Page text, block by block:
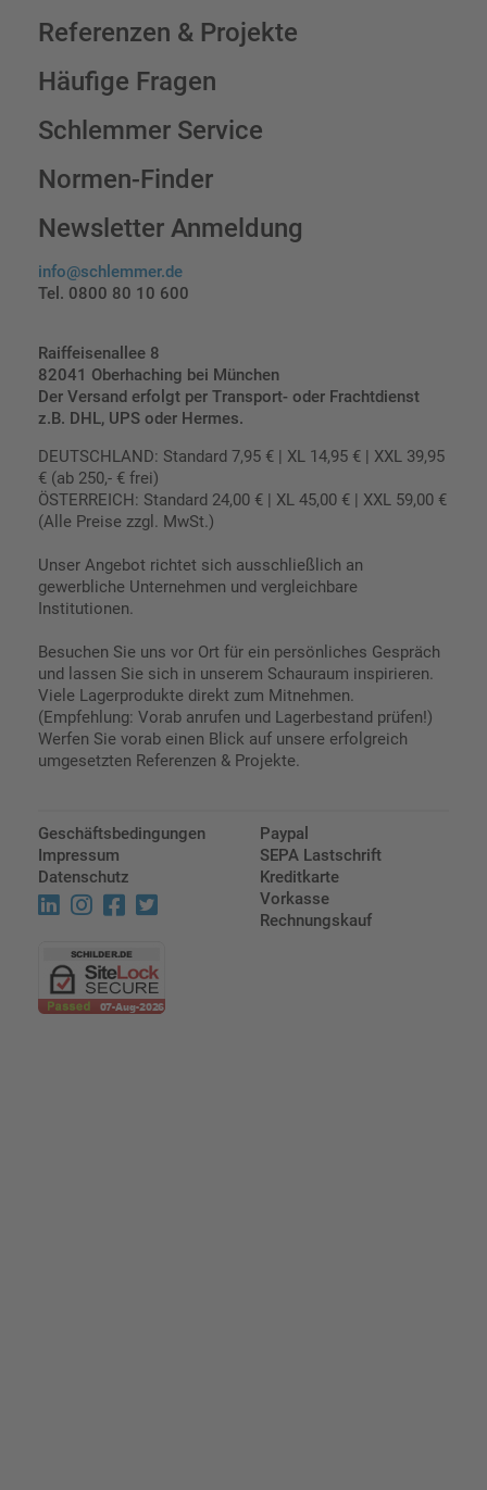
Referenzen & Projekte
Häufige Fragen
Schlemmer Service
Normen-Finder
Newsletter Anmeldung
info@schlemmer.de
Tel. 0800 80 10 600
Raiffeisenallee 8
82041 Oberhaching bei München
Der Versand erfolgt per Transport- oder Frachtdienst
z.B. DHL, UPS oder Hermes.
DEUTSCHLAND: Standard 7,95 € | XL 14,95 € | XXL 39,95
€ (ab 250,- € frei)
ÖSTERREICH: Standard 24,00 € | XL 45,00 € | XXL 59,00 €
(Alle Preise zzgl. MwSt.)
Unser Angebot richtet sich ausschließlich an
gewerbliche Unternehmen und vergleichbare
Institutionen.
Besuchen Sie uns vor Ort für ein persönliches Gespräch
und lassen Sie sich in unserem Schauraum inspirieren.
Viele Lagerprodukte direkt zum Mitnehmen.
(Empfehlung: Vorab anrufen und Lagerbestand prüfen!)
Werfen Sie vorab einen Blick auf unsere erfolgreich
umgesetzten Referenzen & Projekte.
Geschäftsbedingungen
Impressum
Datenschutz
Paypal
SEPA Lastschrift
Kreditkarte
Vorkasse
Rechnungskauf